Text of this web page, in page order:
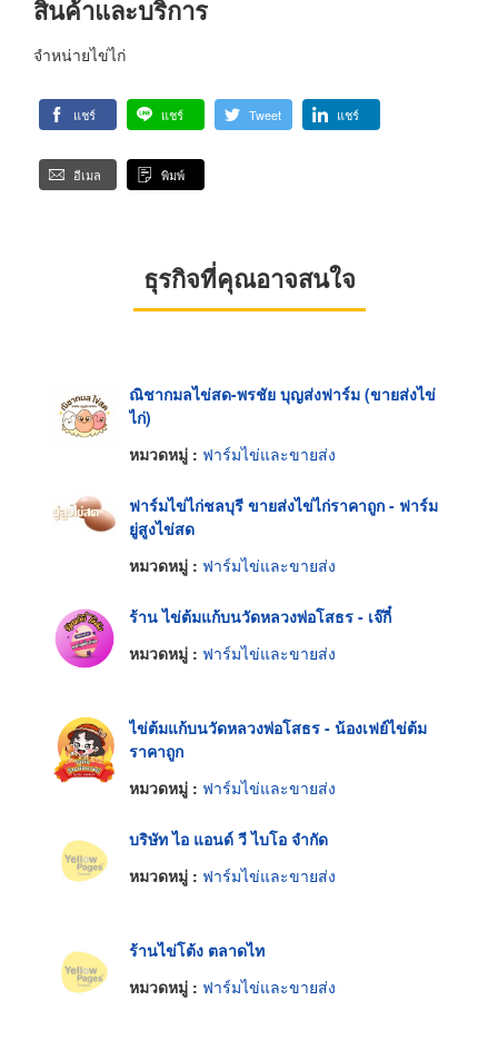
สินค้าและบริการ
จำหน่ายไข่ไก่
แชร์ แชร์ Tweet แชร์
อีเมล พิมพ์
ธุรกิจที่คุณอาจสนใจ
ณิชากมลไข่สด-พรชัย บุญส่งฟาร์ม (ขายส่งไข่
ไก่)
หมวดหมู่ : ฟาร์มไข่และขายส่ง
ฟาร์มไข่ไก่ชลบุรี ขายส่งไข่ไก่ราคาถูก - ฟาร์ม
ยู่สูงไข่สด
หมวดหมู่ : ฟาร์มไข่และขายส่ง
ร้าน ไข่ต้มแก้บนวัดหลวงพ่อโสธร - เจ๊กี๋
หมวดหมู่ : ฟาร์มไข่และขายส่ง
ไข่ต้มแก้บนวัดหลวงพ่อโสธร - น้องเฟย์ไข่ต้ม
ราคาถูก
หมวดหมู่ : ฟาร์มไข่และขายส่ง
บริษัท ไอ แอนด์ วี ไบโอ จำกัด
หมวดหมู่ : ฟาร์มไข่และขายส่ง
ร้านไข่โต้ง ตลาดไท
หมวดหมู่ : ฟาร์มไข่และขายส่ง